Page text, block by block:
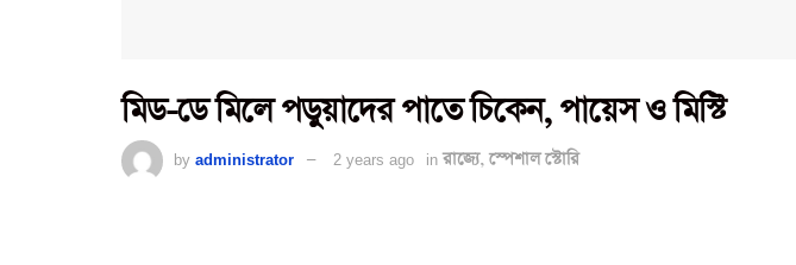
মিড-ডে মিলে পড়ুয়াদের পাতে চিকেন, পায়েস ও মিস্টি
by administrator 2 years ago in রাজ্যে, স্পেশাল স্টোরি